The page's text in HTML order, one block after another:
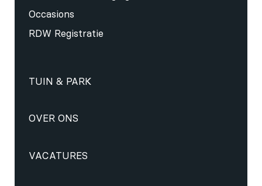
Occasions
RDW Registratie
TUIN & PARK
OVER ONS
VACATURES